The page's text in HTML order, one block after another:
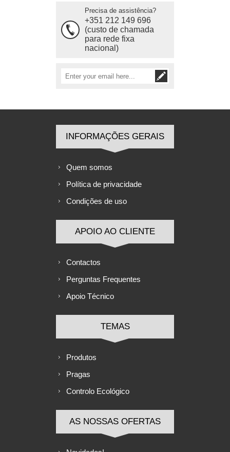
Precisa de assistência?
+351 212 149 696
(custo de chamada
para rede fixa
nacional)
INFORMAÇÕES GERAIS
Quem somos
Política de privacidade
Condições de uso
APOIO AO CLIENTE
Contactos
Perguntas Frequentes
Apoio Técnico
TEMAS
Produtos
Pragas
Controlo Ecológico
AS NOSSAS OFERTAS